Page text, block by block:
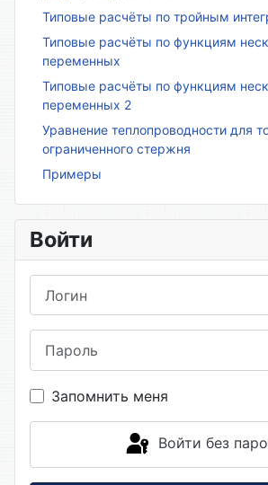
Типовые расчёты по тройным
Типовые расчёты по функциям
переменных
Типовые расчёты по функциям
переменных 2
Уравнение теплопроводности для
ограниченного стержня
Примеры
Войти
Запомнить меня
Войти без